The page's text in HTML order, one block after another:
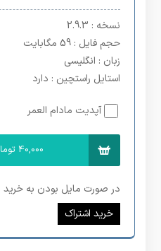
نسخه : 2.9.3
حجم فایل : 59 مگابایت
زبان : انگلیسی
استایل راستچین : دارد
آپدیت مادام العمر
40,000 تومان – خرید
در صورت مایل بودن به خرید
خرید اشتراک